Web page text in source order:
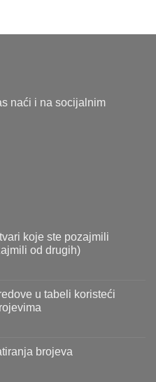
naći i na socijalnim
koje ste pozajmili
od drugih)
u tabeli koristeći
brojeva